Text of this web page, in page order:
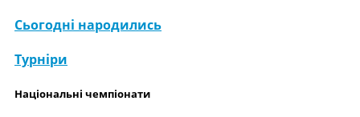
Сьогодні народились
Турніри
Національні чемпіонати